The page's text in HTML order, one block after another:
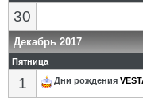
30
Декабрь 2017
Пятница
1 Дни рождения